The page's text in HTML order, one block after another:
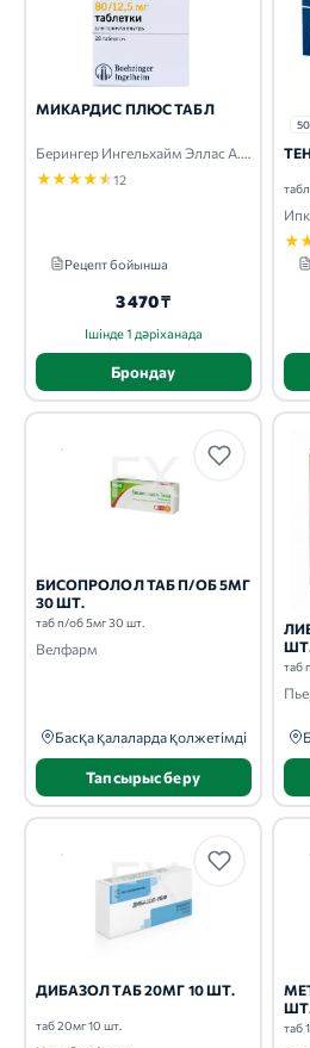
МИКАРДИС ПЛЮС ТАБЛ
Берингер Ингельхайм Эллас А.Е.
★★★★★12
Рецепт бойынша
3 470 ₸
Ішінде 1 дәріханада
Брондау
★
БИСОПРОЛОЛ ТАБ П/ОБ 5МГ
30 ШТ.
таб п/об 5мг 30 шт.
Велфарм
Басқа қалаларда қолжетімді
Тапсырыс беру
таб
ДИБАЗОЛ ТАБ 20МГ 10 ШТ.
таб 20мг 10 шт. таб